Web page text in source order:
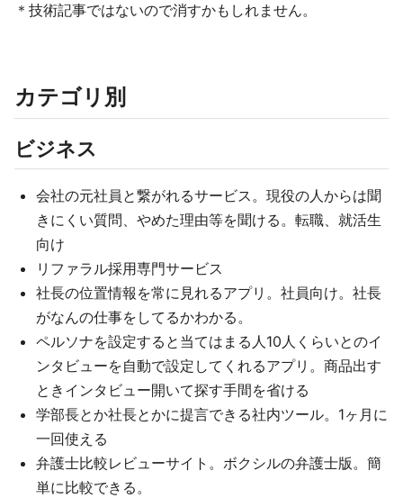
＊技術記事ではないので消すかもしれません。
カテゴリ別
ビジネス
会社の元社員と繋がれるサービス。現役の人からは聞
きにくい質問、やめた理由等を聞ける。転職、就活生
向け
リファラル採用専門サービス
社長の位置情報を常に見れるアプリ。社員向け。社長
がなんの仕事をしてるかわかる。
ペルソナを設定すると当てはまる人10人くらいとのイ
ンタビューを自動で設定してくれるアプリ。商品出す
ときインタビュー開いて探す手間を省ける
学部長とか社長とかに提言できる社内ツール。1ヶ月に
一回使える
弁護士比較レビューサイト。ボクシルの弁護士版。簡
単に比較できる。